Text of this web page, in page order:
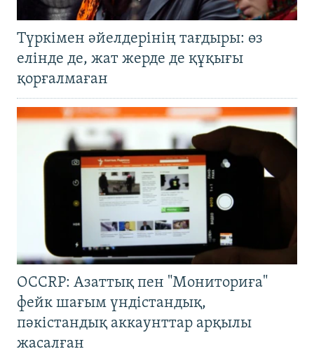
Түркімен әйелдерінің тағдыры: өз
елінде де, жат жерде де құқығы
қорғалмаған
OCCRP: Азаттық пен "Мониториға"
фейк шағым үндістандық,
пәкістандық аккаунттар арқылы
жасалған